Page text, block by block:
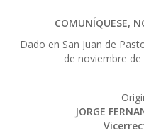
COMUNÍQUESE,
Dado en San Juan de
de noviembre
JORGE